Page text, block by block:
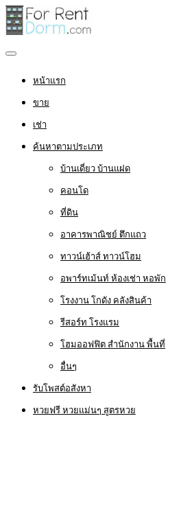
หน้าแรก
ขาย
เช่า
ค้นหาตามประเภท
บ้านเดี่ยว บ้านแฝด
คอนโด
ที่ดิน
อาคารพาณิชย์ ตึกแถว
ทาวน์เฮ้าส์ ทาวน์โฮม
อพาร์ทเม้นท์ ห้องเช่า หอพัก
โรงงาน โกดัง คลังสินค้า
รีสอร์ท โรงแรม
โฮมออฟฟิต สำนักงาน พื้นที่
อื่นๆ
รับโพสต์อสังหา
หวยฟรี หวยแม่นๆ สูตรหวย